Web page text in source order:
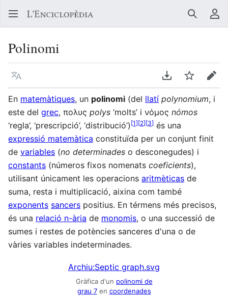
Buscar
Polinomi
Llegir en un atre idioma Descarregar en
Vigilar
En matemàtiques, un polinomi (del llatí polynomium, i
este del grec, πολυς polys ‘molts’ i νόμος nómos
‘regla’, ‘prescripció’, ‘distribució’) [1][2][3] és una
expressió matemàtica constituïda per un conjunt finit
de variables (no determinades o desconegudes) i
constants (números fixos nomenats coeficients),
utilisant únicament les operacions aritmèticas de
suma, resta i multiplicació, aixina com també
exponents sancers positius. En térmens més precisos,
és una relació n-ària de monomis, o una successió de
sumes i restes de potències sanceres d'una o de
vàries variables indeterminades.
Archiu:Septic graph.svg
Gràfica d'un polinomi de
grau 7en coordenades